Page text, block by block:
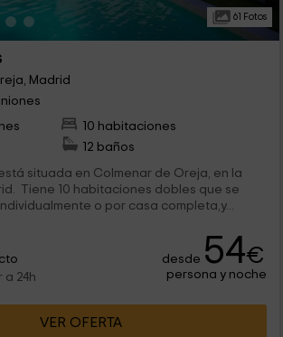
61 Fotos
Madrid
10 habitaciones
12 baños
situada en Colmenar de Oreja, en la
Tiene 10 habitaciones dobles que se
o por casa completa,y...
a 24h
desde 54€
persona y noche
VER OFERTA